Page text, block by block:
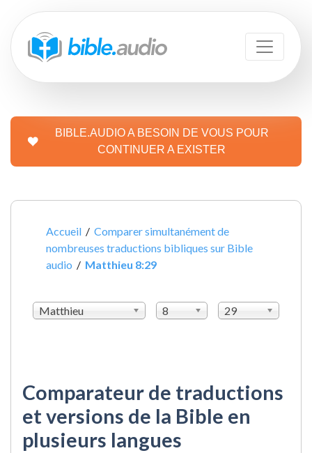
BIBLE.AUDIO A BESOIN DE VOUS POUR
CONTINUER A EXISTER
Accueil /Comparer simultanément de
nombreuses traductions bibliques sur Bible
audio / Matthieu 8:29
Matthieu 8 29
Comparateur de traductions
et versions de la Bible en
plusieurs langues